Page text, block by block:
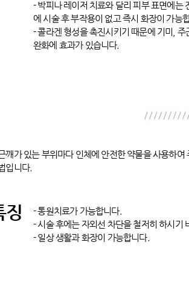
- 박피나 레이저 치료와 달리 피부 표면에는
에 시술 후 부작용이 없고 즉시 화장이 가능
- 콜라겐 형성을 촉진시키기 때문에 기미,
완화에 효과가 있습니다.
깨가 있는 부위마다 인체에 안전한 약물을 사용하여
입니다.
징
- 통원치료가 가능합니다.
- 시술 후에는 자외선 차단을 철저히 하시기
- 일상 생활과 화장이 가능합니다.